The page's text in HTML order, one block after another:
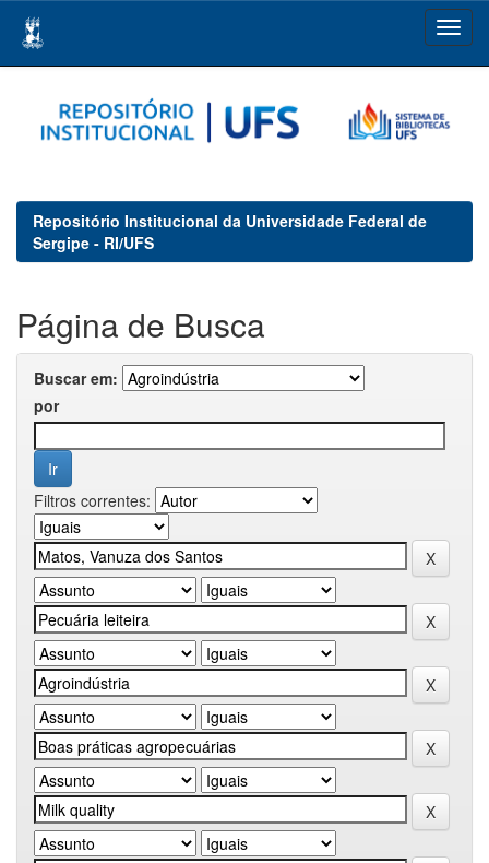
navigation
Repositório Institucional da Universidade Federal de
Sergipe - RI/UFS
Página de Busca
Buscar em:
por
Filtros correntes: